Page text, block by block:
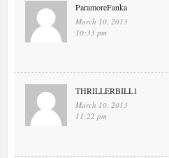
ParamoreFanka
March 10, 2013
10:33 pm
THRILLERBILL1
March 10, 2013
11:22 pm